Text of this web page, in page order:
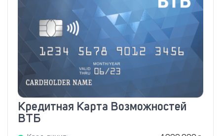
Кредитная Карта Возможностей
ВТБ